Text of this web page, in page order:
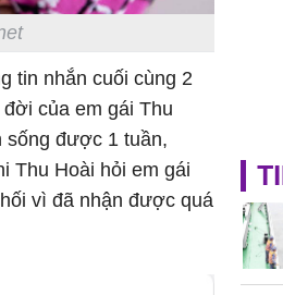
tin nhắn cuối cùng 2
của em gái Thu
sống được 1 tuần,
Thu Hoài hỏi em gái
vì đã nhận được quá